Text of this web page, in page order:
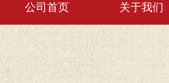
公司首页 关于我们